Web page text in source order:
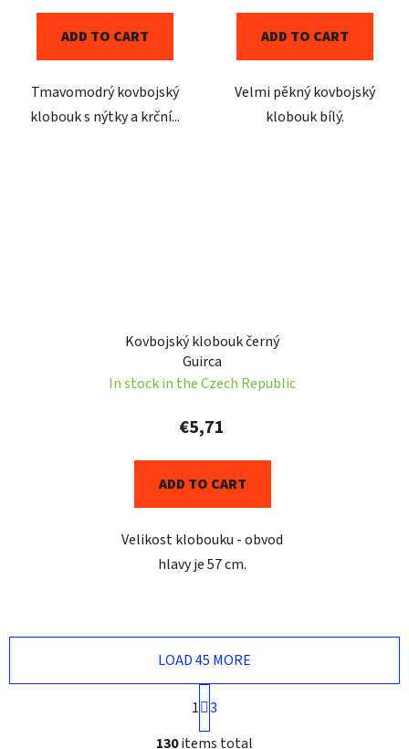
ADD TO CART
Tmavomodrý kovbojský
klobouk s nýtky a krční...
ADD TO CART
Velmi pěkný kovbojský
klobouk bílý.
Kovbojský klobouk černý
Guirca
In stock in the Czech Republic
€5,71
ADD TO CART
Velikost klobouku - obvod
hlavy je 57 cm.
L
LOAD 45 MORE
P
a
g
i
1 3
130items total